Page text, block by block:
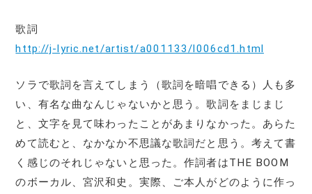
歌詞
http://j-lyric.net/artist/a001133/l006cd1.html
ソラで歌詞を言えてしまう（歌詞を暗唱できる）人も多
い、有名な曲なんじゃないかと思う。歌詞をまじまじ
と、文字を見て味わったことがあまりなかった。あらた
めて読むと、なかなか不思議な歌詞だと思う。考えて書
く感じのそれじゃないと思った。作詞者はTHE BOOM
のボーカル、宮沢和史。実際、ご本人がどのように作っ